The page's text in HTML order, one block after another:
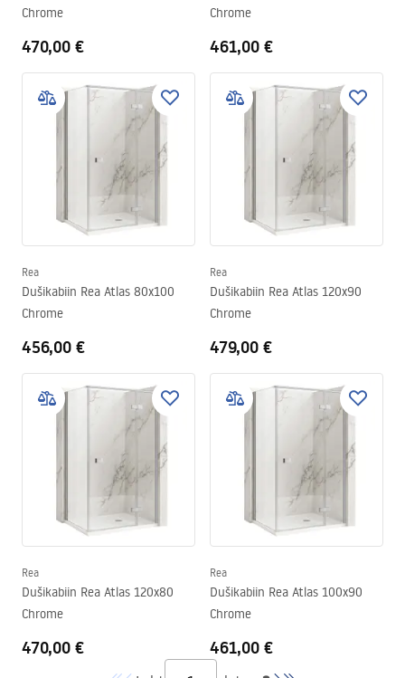
Chrome
470,00 €
Chrome
461,00 €
Rea
Dušikabiin Rea Atlas 80x100
Chrome
456,00 €
Rea
Dušikabiin Rea Atlas 120x90
Chrome
479,00 €
Rea
Dušikabiin Rea Atlas 120x80
Chrome
470,00 €
Rea
Dušikabiin Rea Atlas 100x90
Chrome
461,00 €